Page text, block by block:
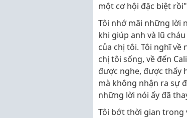
một cơ hội đặc biệt
Tôi nhớ mãi những lời
khi giúp anh và lũ
của chị tôi. Tôi nghĩ
chị tôi sống, về đến
được nghe, được thấy
mà không nhận ra sự
những lời nói ấy đã
Tôi bớt thời gian trong